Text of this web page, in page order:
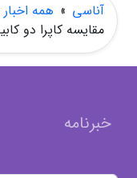
آناسی » همه
مقایسه کاپرا دو
خبرنامه